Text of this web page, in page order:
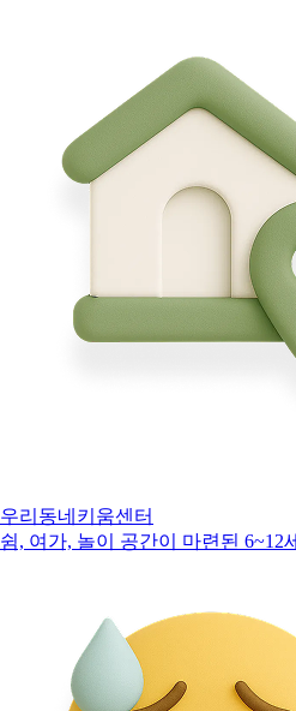
우리동네키움센터
쉼, 여가, 놀이 공간이 마련된 6~12